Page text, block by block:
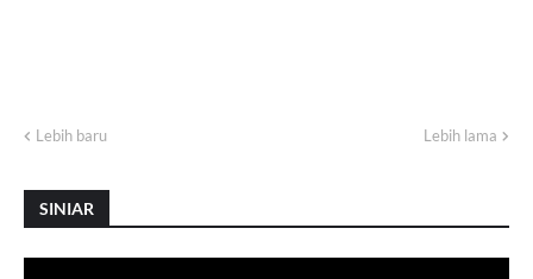
Lebih baru Lebih lama
SINIAR